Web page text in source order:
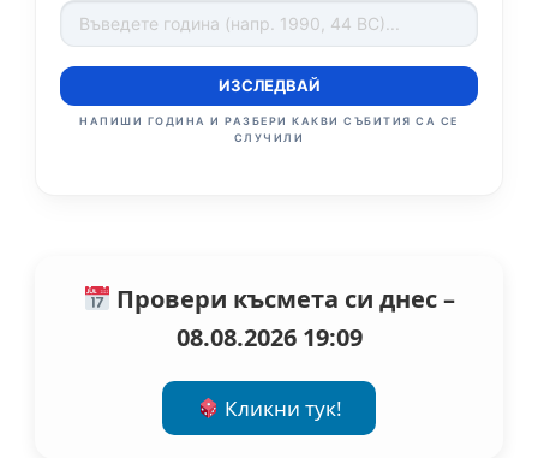
ИЗСЛЕДВАЙ
НАПИШИ ГОДИНА И РАЗБЕРИ КАКВИ СЪБИТИЯ СА СЕ
СЛУЧИЛИ
Провери късмета си днес –
08.08.2026 19:09
Кликни тук!